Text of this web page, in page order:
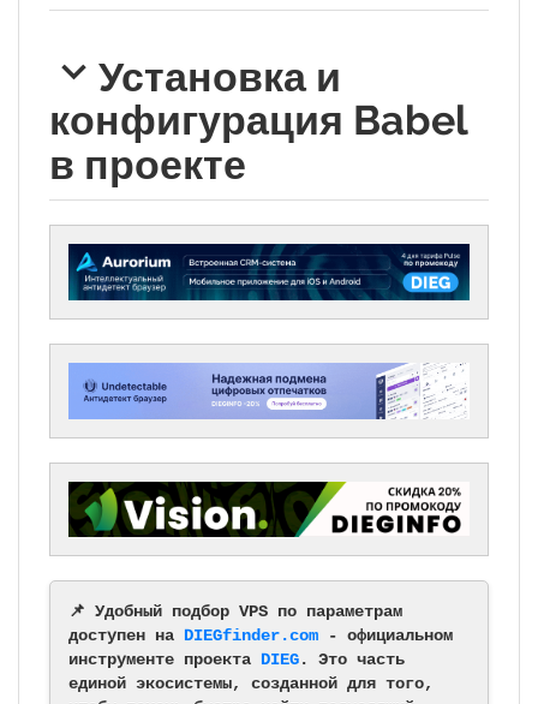
Установка и
конфигурация Babel
в проекте
📌 Удобный подбор VPS по параметрам
доступен на DIEGfinder.com - официальном
инструменте проекта DIEG. Это часть
единой экосистемы, созданной для того,